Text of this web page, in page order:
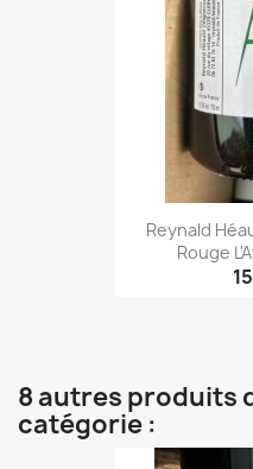
Reynald
Rouge
8 autres produits
catégorie :